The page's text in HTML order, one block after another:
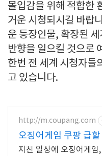
몰입감을 위해 적합한
거운 시청되시길 바랍
운 등장인물, 확장된
반향을 일으킬 것으로
한번 전 세계 시청자들
고 있습니다.
http://m.coupang.com
오징어게임 쿠팡 급
지친 일상에 오징어게임